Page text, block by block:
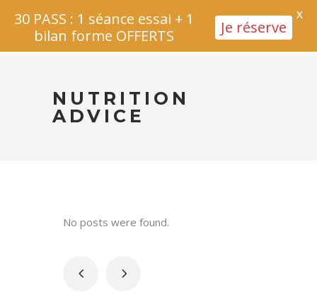
NUTRITION
30 PASS : 1 séance essai + 1
bilan forme OFFERTS
Je réserve
X